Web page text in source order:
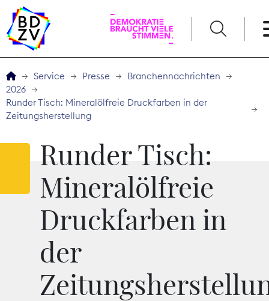
Der BDZV
Service
Digitales
Marktdaten
English
Service Presse
Branchennachrichten
2026
Runder Tisch: Mineralölfreie Druckfarben in der
Zeitungsherstellung
Runder Tisch:
Mineralölfreie
Druckfarben in
der